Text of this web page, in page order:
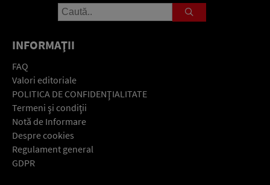
INFORMAŢII
FAQ
Valori editoriale
POLITICA DE CONFIDENŢIALITATE
Termeni şi condiţii
Notă de Informare
Despre cookies
Regulament general
GDPR